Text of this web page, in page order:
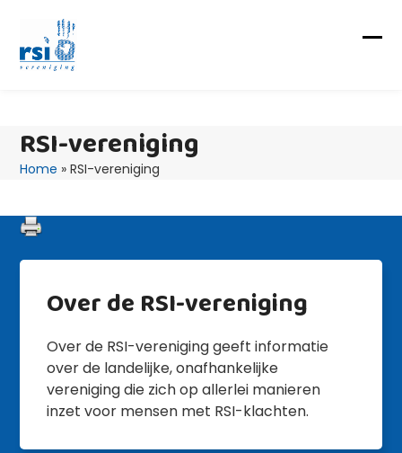
content
RSI-vereniging
Home »RSI-vereniging
Over de RSI-vereniging
Over de RSI-vereniging geeft informatie
over de landelijke, onafhankelijke
vereniging die zich op allerlei manieren
inzet voor mensen met RSI-klachten.